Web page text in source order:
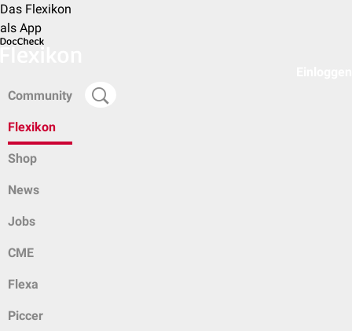
Das Flexikon
als App
Community
Flexikon
Shop
News
Jobs
CME
Flexa
Piccer